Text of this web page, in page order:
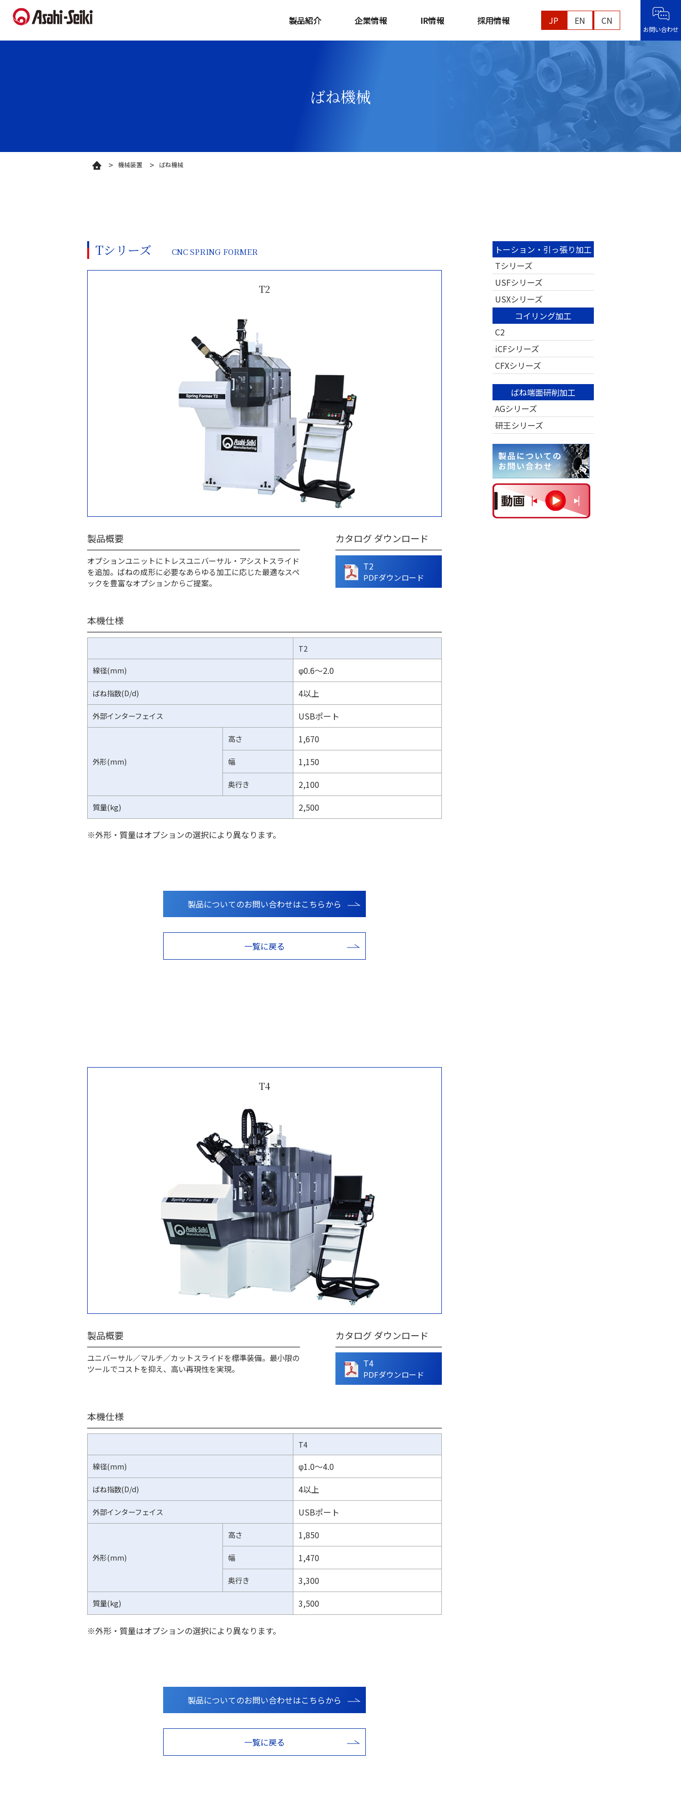
製品紹介 企業情報 IR情報 採用情報 JP EN CN
お問い合わせ
ばね機械
機械装置 ばね機械
Tシリーズ CNC SPRING FORMER
T2
製品概要
オプションユニットにトレスユニバーサル・アシストスライド
を追加。ばねの成形に必要なあらゆる加工に応じた最適なスペ
ックを豊富なオプションからご提案。
カタログ ダウンロード
T2
PDFダウンロード
本機仕様
T2
線径(mm) φ0.6～2.0
ばね指数(D/d) 4以上
外部インターフェイス USBポート
外形(mm)
高さ 1,670
幅 1,150
奥行き 2,100
質量(kg) 2,500
※外形・質量はオプションの選択により異なります。
製品についてのお問い合わせはこちらから
一覧に戻る
T4
製品概要
ユニバーサル／マルチ／カットスライドを標準装備。最小限の
ツールでコストを抑え、高い再現性を実現。
カタログ ダウンロード
T4
PDFダウンロード
本機仕様
T4
線径(mm) φ1.0～4.0
ばね指数(D/d) 4以上
外部インターフェイス USBポート
外形(mm)
高さ 1,850
幅 1,470
奥行き 3,300
質量(kg) 3,500
※外形・質量はオプションの選択により異なります。
製品についてのお問い合わせはこちらから
一覧に戻る
トーション・引っ張り加工
Tシリーズ
USFシリーズ
USXシリーズ
コイリング加工
C2
iCFシリーズ
CFXシリーズ
ばね端面研削加工
AGシリーズ
研王シリーズ